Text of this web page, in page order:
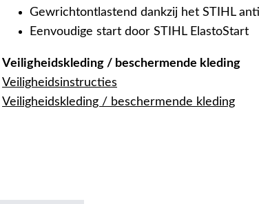
Gewrichtontlastend dankzij het STIHL
Eenvoudige start door STIHL ElastoStart
Veiligheidskleding / beschermende kleding
Veiligheidsinstructies
Veiligheidskleding / beschermende kleding